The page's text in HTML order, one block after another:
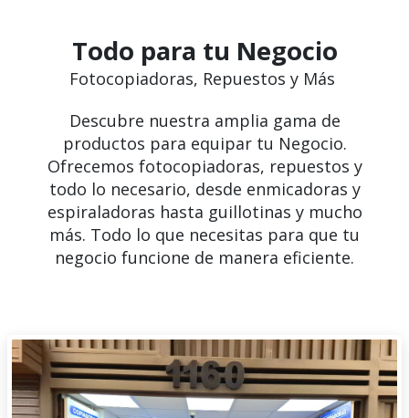
Todo para tu Negocio
Fotocopiadoras, Repuestos y Más
Descubre nuestra amplia gama de
productos para equipar tu Negocio.
Ofrecemos fotocopiadoras, repuestos y
todo lo necesario, desde enmicadoras y
espiraladoras hasta guillotinas y mucho
más. Todo lo que necesitas para que tu
negocio funcione de manera eficiente.